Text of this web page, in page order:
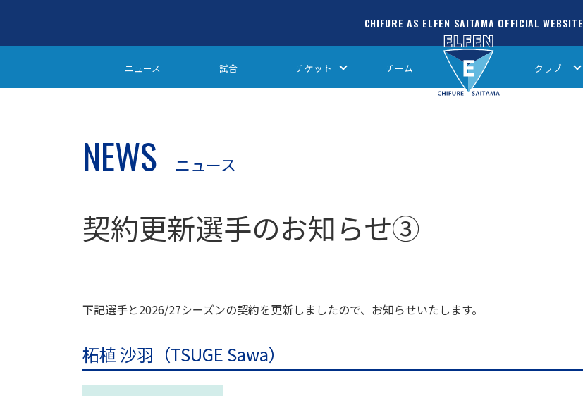
CHIFURE AS ELFEN SAITAMA OFFICIAL WEBSITE
ニュース 試合 チケット チーム クラブ
NEWS ニュース
契約更新選手のお知らせ③
下記選手と2026/27シーズンの契約を更新しましたので、お知らせいたします。
柘植 沙羽（TSUGE Sawa）